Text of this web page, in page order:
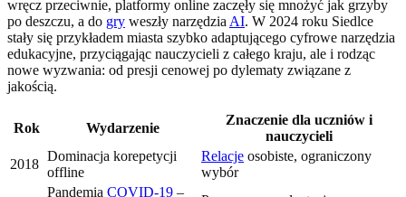
wręcz przeciwnie, platformy online zaczęły się mnożyć jak grzyby
po deszczu, a do gry weszły narzędzia AI. W 2024 roku Siedlce
stały się przykładem miasta szybko adaptującego cyfrowe narzędzia
edukacyjne, przyciągając nauczycieli z całego kraju, ale i rodząc
nowe wyzwania: od presji cenowej po dylematy związane z
jakością.
Rok Wydarzenie
Znaczenie dla uczniów i
nauczycieli
2018
Dominacja korepetycji
offline
Relacje osobiste, ograniczony
wybór
Pandemia COVID-19 –